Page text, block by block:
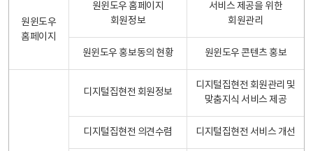
원윈도우
홈페이지
원윈도우 홈페이지
회원정보
서비스 제공을 위한
회원관리
원윈도우 홍보동의 현황 원윈도우 콘텐츠 홍보
디지털집현전 회원정보
디지털집현전 회원관리 및
맞춤지식 서비스 제공
디지털집현전 의견수렴 디지털집현전 서비스 개선